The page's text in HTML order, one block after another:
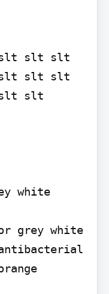
slt slt
slt slt
slt
white
grey white